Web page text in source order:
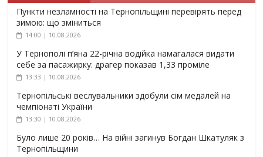
Пункти незламності на Тернопільщині перевірять перед
зимою: що зміниться
14:00 | 10.08.2026
У Тернополі п’яна 22-річна водійка намагалася видати
себе за пасажирку: драгер показав 1,33 проміле
13:33 | 10.08.2026
Тернопільські веслувальники здобули сім медалей на
чемпіонаті України
13:30 | 10.08.2026
Було лише 20 років… На війні загинув Богдан Шкатуляк з
Тернопільщини